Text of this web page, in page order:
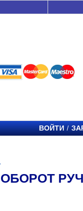
ВОЙТИ /